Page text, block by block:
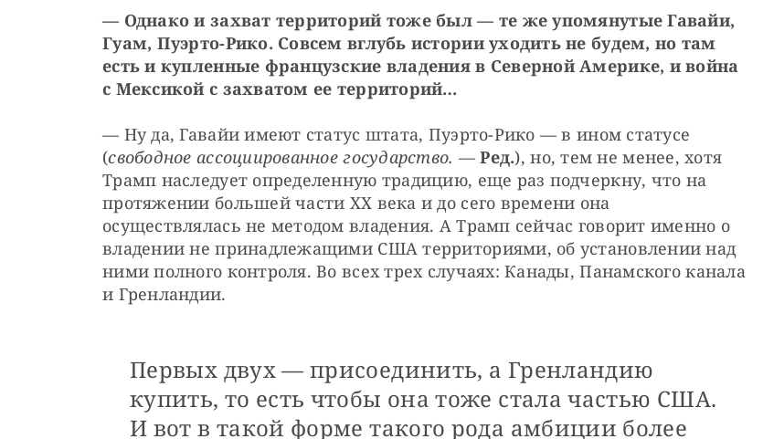
— Однако и захват территорий тоже был — те же упомянутые Гавайи,
Гуам, Пуэрто-Рико. Совсем вглубь истории уходить не будем, но там
есть и купленные французские владения в Северной Америке, и война
с Мексикой с захватом ее территорий…
— Ну да, Гавайи имеют статус штата, Пуэрто-Рико — в ином статусе
(свободное ассоциированное государство. — Ред.), но, тем не менее, хотя
Трамп наследует определенную традицию, еще раз подчеркну, что на
протяжении большей части ХХ века и до сего времени она
осуществлялась не методом владения. А Трамп сейчас говорит именно о
владении не принадлежащими США территориями, об установлении над
ними полного контроля. Во всех трех случаях: Канады, Панамского канала
и Гренландии.
Первых двух — присоединить, а Гренландию
купить, то есть чтобы она тоже стала частью США.
И вот в такой форме такого рода амбиции более